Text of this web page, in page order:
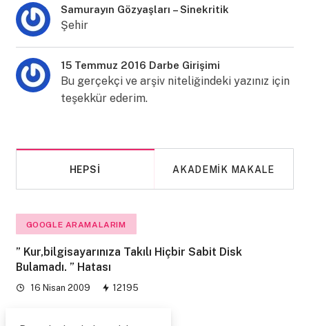
Samurayın Gözyaşları – Sinekritik
Şehir
15 Temmuz 2016 Darbe Girişimi
Bu gerçekçi ve arşiv niteliğindeki yazınız için
teşekkür ederim.
HEPSI AKADEMIK MAKALE
GOOGLE ARAMALARIM
” Kur,bilgisayarınıza Takılı Hiçbir Sabit Disk
Bulamadı. ” Hatası
16 Nisan 2009 12195